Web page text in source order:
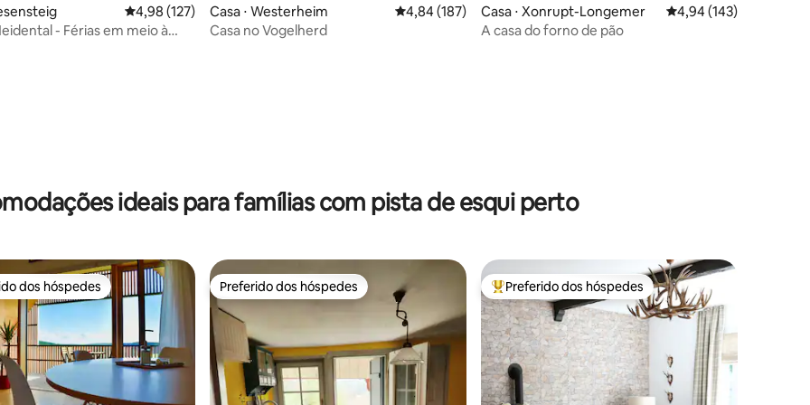
de 5, 21 avaliações
4,98 de uma avaliação média de 5, 127 avaliações
4,98 (127)
- Férias em meio à
Casa ⋅ Westerheim 4,84 de uma avaliação média de 5, 187 avaliações
4,84 (187)
Casa no Vogelherd
Casa ⋅ Xonrupt-Longemer 4,94 de uma avaliação
4,94 (143)
A casa do forno de pão
ideais para famílias com pista de esqui perto
preferidos dos hóspedes
dos hóspedes Preferido dos hóspedes
Preferido dos hóspedes Entre os melhores preferidos dos hóspedes
Preferido dos hóspedes